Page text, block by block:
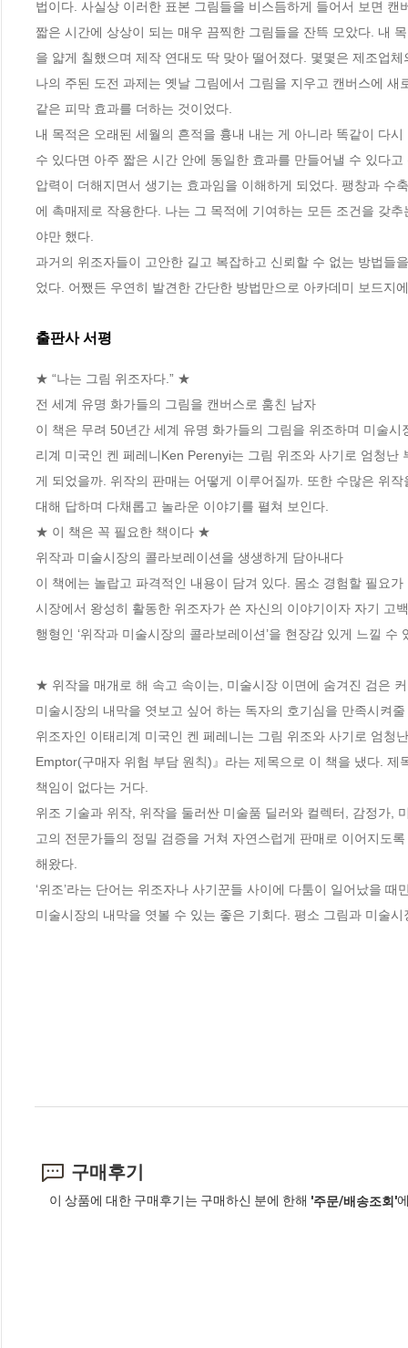
법이다. 사실상 이러한 표본 그림들을 비스듬하게 들어서 보면
짧은 시간에 상상이 되는 매우 끔찍한 그림들을 잔뜩 모았다. 내
을 얇게 칠했으며 제작 연대도 딱 맞아 떨어졌다. 몇몇은 제조업
나의 주된 도전 과제는 옛날 그림에서 그림을 지우고 캔버스에
같은 피막 효과를 더하는 것이었다.
내 목적은 오래된 세월의 흔적을 흉내 내는 게 아니라 똑같이 다
수 있다면 아주 짧은 시간 안에 동일한 효과를 만들어낼 수 있다
압력이 더해지면서 생기는 효과임을 이해하게 되었다. 팽창과 수
에 촉매제로 작용한다. 나는 그 목적에 기여하는 모든 조건을 갖
야만 했다.
과거의 위조자들이 고안한 길고 복잡하고 신뢰할 수 없는 방법들
었다. 어쨌든 우연히 발견한 간단한 방법만으로 아카데미 보드지
출판사 서평
★ “나는 그림 위조자다.” ★
전 세계 유명 화가들의 그림을 캔버스로 훔친 남자
이 책은 무려 50년간 세계 유명 화가들의 그림을 위조하며 미술
리계 미국인 켄 페레니Ken Perenyi는 그림 위조와 사기로 엄청
게 되었을까. 위작의 판매는 어떻게 이루어질까. 또한 수많은 위
대해 답하며 다채롭고 놀라운 이야기를 펼쳐 보인다.
★ 이 책은 꼭 필요한 책이다 ★
위작과 미술시장의 콜라보레이션을 생생하게 담아내다
이 책에는 놀랍고 파격적인 내용이 담겨 있다. 몸소 경험할 필요
시장에서 왕성히 활동한 위조자가 쓴 자신의 이야기이자 자기 고
행형인 ‘위작과 미술시장의 콜라보레이션’을 현장감 있게 느낄 수
★ 위작을 매개로 해 속고 속이는, 미술시장 이면에 숨겨진 검은
미술시장의 내막을 엿보고 싶어 하는 독자의 호기심을 만족시켜
위조자인 이태리계 미국인 켄 페레니는 그림 위조와 사기로 엄
Emptor(구매자 위험 부담 원칙)』라는 제목으로 이 책을 냈다.
책임이 없다는 거다.
위조 기술과 위작, 위작을 둘러싼 미술품 딜러와 컬렉터, 감정가,
고의 전문가들의 정밀 검증을 거쳐 자연스럽게 판매로 이어지도
해왔다.
‘위조’라는 단어는 위조자나 사기꾼들 사이에 다툼이 일어났을
미술시장의 내막을 엿볼 수 있는 좋은 기회다. 평소 그림과 미술
구매후기
이 상품에 대한 구매후기는 구매하신 분에 한해 '주문/배송조회'